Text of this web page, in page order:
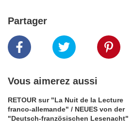
Partager
Vous aimerez aussi
RETOUR sur "La Nuit de la Lecture
franco-allemande" / NEUES von der
"Deutsch-französischen Lesenacht"